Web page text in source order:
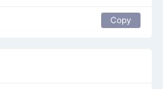
Copy